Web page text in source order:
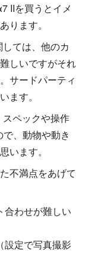
IIを買うとイメ
ります。
ては、他のカ
しいですがそれ
サードパーティ
ます。
ペックや操作
で、動物や動き
います。
不満点をあげて
合わせが難しい
設定で写真撮影